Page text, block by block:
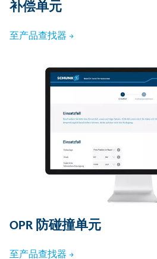
补偿单元
至产品查找器
OPR 防碰撞单元
至产品查找器